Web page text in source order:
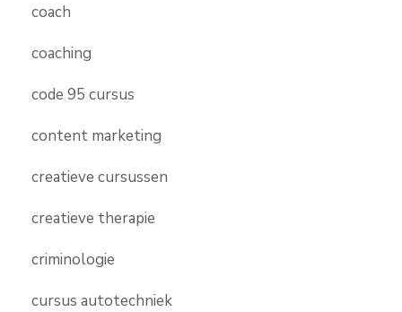
coach
coaching
code 95 cursus
content marketing
creatieve cursussen
creatieve therapie
criminologie
cursus autotechniek